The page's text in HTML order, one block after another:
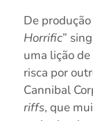
De
Horrific”
uma lição de
risca por
Cannibal
riffs, que